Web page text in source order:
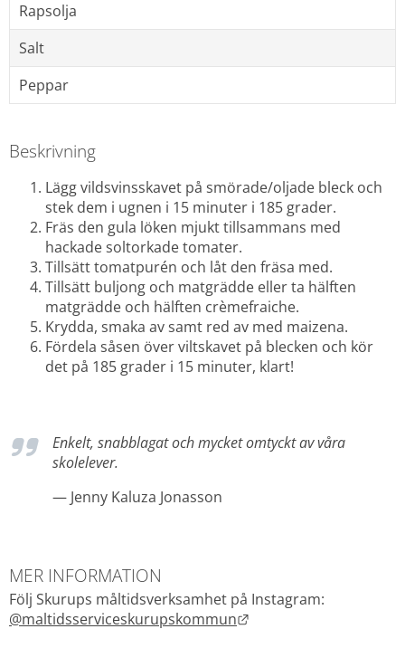
Rapsolja
Salt
Peppar
Beskrivning
Lägg vildsvinsskavet på smörade/oljade bleck och
stek dem i ugnen i 15 minuter i 185 grader.
Fräs den gula löken mjukt tillsammans med
hackade soltorkade tomater.
Tillsätt tomatpurén och låt den fräsa med.
Tillsätt buljong och matgrädde eller ta hälften
matgrädde och hälften crèmefraiche.
Krydda, smaka av samt red av med maizena.
Fördela såsen över viltskavet på blecken och kör
det på 185 grader i 15 minuter, klart!
Enkelt, snabblagat och mycket omtyckt av våra
skolelever.
— Jenny Kaluza Jonasson
MER INFORMATION
@maltidsserviceskurupskommun